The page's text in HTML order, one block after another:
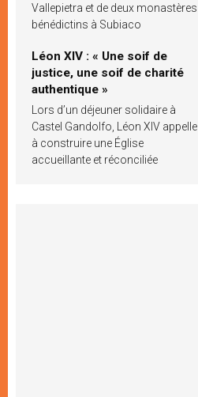
Vallepietra et de deux monastères
bénédictins à Subiaco
Léon XIV : « Une soif de
justice, une soif de charité
authentique »
Lors d’un déjeuner solidaire à
Castel Gandolfo, Léon XIV appelle
à construire une Église
accueillante et réconciliée